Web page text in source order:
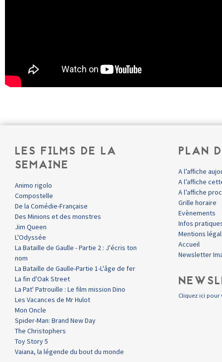
LES FILMS DE LA
SEMAINE
Animo rigolo
Compostelle
De la Comédie-Française
Des Minions et des monstres
Jim Queen
L'Odyssée
La Bataille de Gaulle - Partie 2 : J'écris ton
nom
La Bataille de Gaulle-Partie 1-L'âge de fer
La fin d'Oak Street
La Pat' Patrouille : Le film mission Dino
Les Vacances de Mr Hulot
Mon Oncle
Spider-Man: Brand New Day
The Christophers
Toy Story 5
Vaiana, la légende du bout du monde
PLAN
A l’affiche
A l’affiche
A l’affiche
Grille horaire
Evènements
Infos
Mentions
Accueil
Newsletter
Cliquez ici pour